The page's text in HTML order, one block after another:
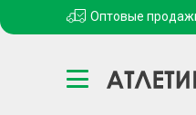
Оптовые